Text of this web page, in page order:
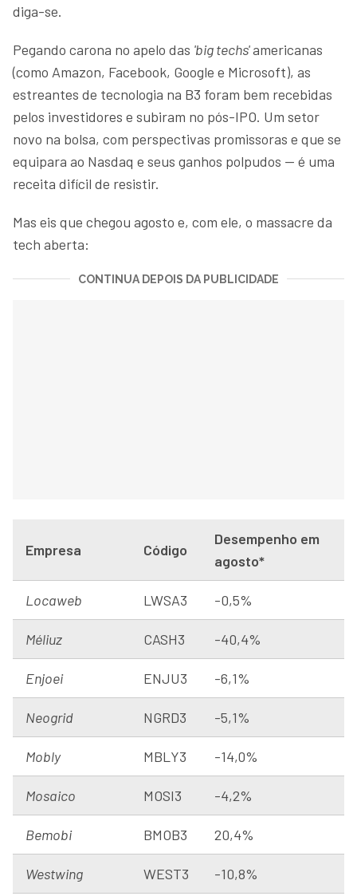
diga-se.
Pegando carona no apelo das 'big techs'americanas
(como Amazon, Facebook, Google e Microsoft), as
estreantes de tecnologia na B3 foram bem recebidas
pelos investidores e subiram no pós-IPO. Um setor
novo na bolsa, com perspectivas promissoras e que se
equipara ao Nasdaq e seus ganhos polpudos — é uma
receita difícil de resistir.
Mas eis que chegou agosto e, com ele, o massacre da
tech aberta:
CONTINUA DEPOIS DA PUBLICIDADE
Empresa Código
Desempenho em
agosto*
Locaweb LWSA3 -0,5%
Méliuz CASH3 -40,4%
Enjoei ENJU3 -6,1%
Neogrid NGRD3 -5,1%
Mobly MBLY3 -14,0%
Mosaico MOSI3 -4,2%
Bemobi BMOB3 20,4%
Westwing WEST3 -10,8%